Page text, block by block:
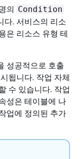
의 Condition
다. 서비스의 리소
은 리소스 유형 테
성공적으로 호출
됩니다. 작업 자체
수 있습니다. 작업
성은 테이블에 나
업에 정의된 추가